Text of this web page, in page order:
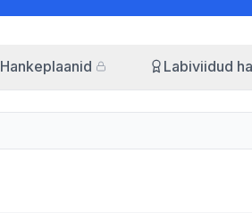
Hankeplaanid Labiviidud